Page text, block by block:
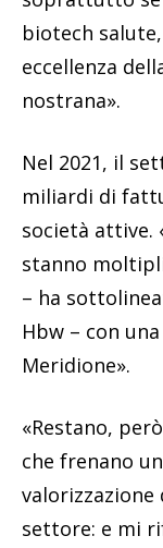
biotech
eccellenza
nostrana».
Nel 2021, il
miliardi di
società attive.
stanno
– ha
Hbw – con
Meridione».
«Restano,
che frenano
settore: e mi